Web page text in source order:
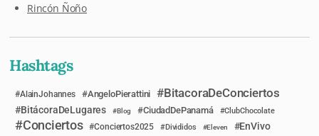
Rincón Ñoño
Hashtags
AlainJohannes AngeloPierattini BitacoraDeConciertos
BitácoraDeLugares Blog CiudadDePanamá ClubChocolate
Conciertos Conciertos2025 Divididos Eleven EnVivo